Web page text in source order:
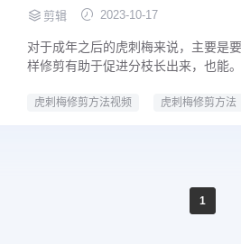
剪辑 2023-10-17
对于成年之后的虎刺梅来说，主要是
样修剪有助于促进分枝长出来，也能
虎刺梅修剪方法视频 虎刺梅修剪方法
1